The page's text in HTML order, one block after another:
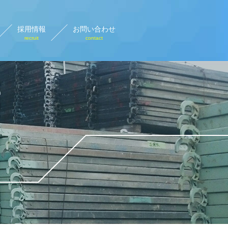
計画図
plan view
採用情報
recruit
お問い合わせ
contact